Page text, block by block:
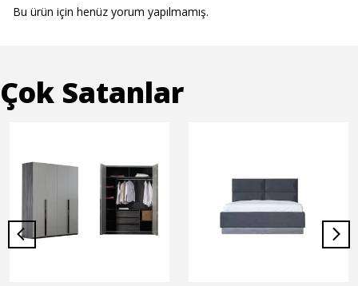
Bu ürün için henüz yorum yapılmamış.
Çok Satanlar